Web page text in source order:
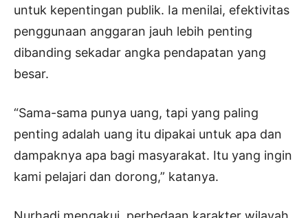
untuk kepentingan publik. Ia menilai, efektivitas
penggunaan anggaran jauh lebih penting
dibanding sekadar angka pendapatan yang
besar.
“Sama-sama punya uang, tapi yang paling
penting adalah uang itu dipakai untuk apa dan
dampaknya apa bagi masyarakat. Itu yang ingin
kami pelajari dan dorong,” katanya.